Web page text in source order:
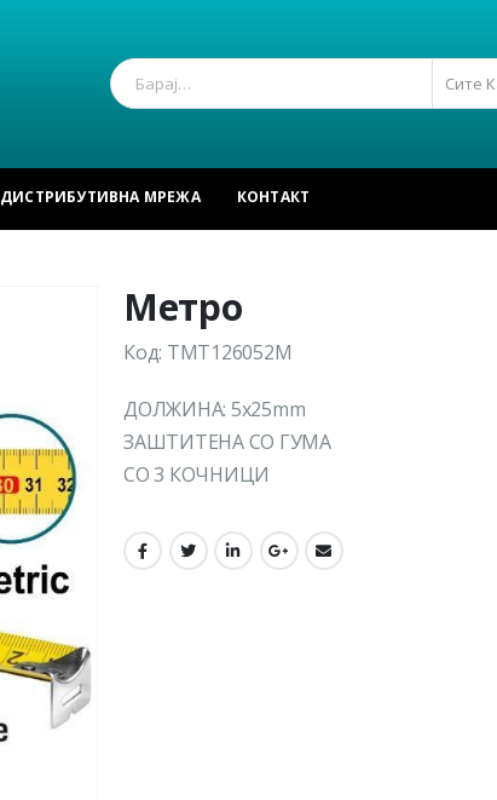
Сите
ДИСТРИБУТИВНА МРЕЖА КОНТАКТ
Метро
Код: TMT126052M
ДОЛЖИНА: 5x25mm
ЗАШТИТЕНА СО ГУМА
СО 3 КОЧНИЦИ